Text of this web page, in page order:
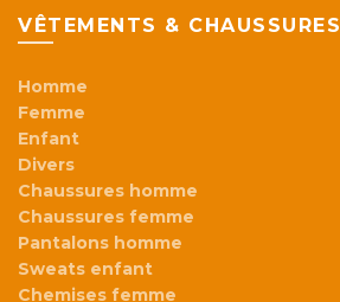
VÊTEMENTS & CHAUSSURES
Homme
Femme
Enfant
Divers
Chaussures homme
Chaussures femme
Pantalons homme
Sweats enfant
Chemises femme